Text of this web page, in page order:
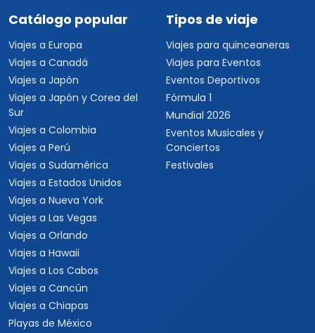
Viajar es para todos
Catálogo popular
Viajes a Europa
Viajes a Canadá
Viajes a Japón
Viajes a Japón y Corea del
Sur
Viajes a Colombia
Viajes a Perú
Viajes a Sudamérica
Viajes a Estados Unidos
Viajes a Nueva York
Tipos de viaje
Viajes para quinceaneras